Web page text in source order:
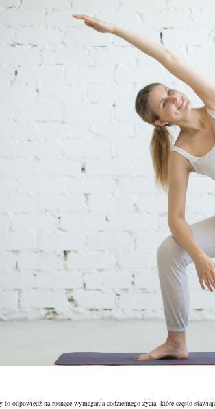
odpowiedź na rosnące wymagania codziennego życia, które często